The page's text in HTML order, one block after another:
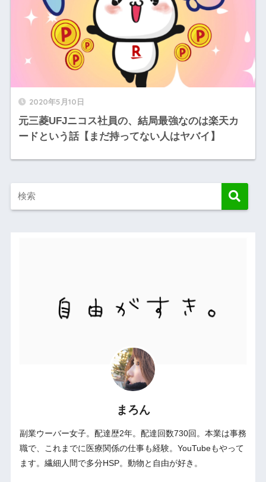
2020年5月10日
元三菱UFJニコス社員の、結局最強なのは楽天カ
ードという話【まだ持ってない人はヤバイ】
まろん
副業ウーバー女子。配達歴2年。配達回数730回。本業は事務
職で、これまでに医療関係の仕事も経験。YouTubeもやって
ます。繊細人間で多分HSP。動物と自由が好き。